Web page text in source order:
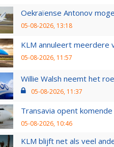
Oekraïense Antonov
05-08-2026, 13:18
KLM annuleert meerdere
05-08-2026, 11:57
Willie Walsh neemt het
05-08-2026, 11:37
Transavia opent
05-08-2026, 10:46
KLM blijft net als veel